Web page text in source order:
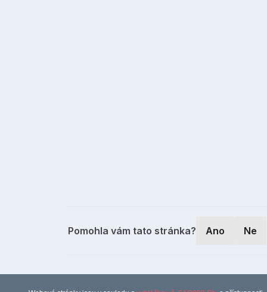
Pomohla vám tato stránka? Ano Ne